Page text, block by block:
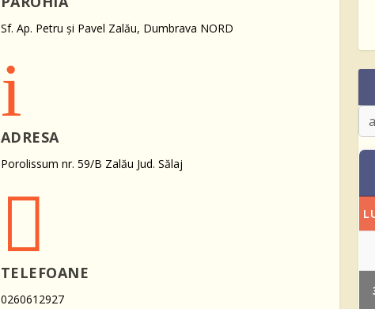
Sf. Ap. Petru și Pavel Zalău, Dumbrava NORD
i
ADRESA
Porolissum nr. 59/B Zalău Jud. Sălaj

TELEFOANE
0260612927